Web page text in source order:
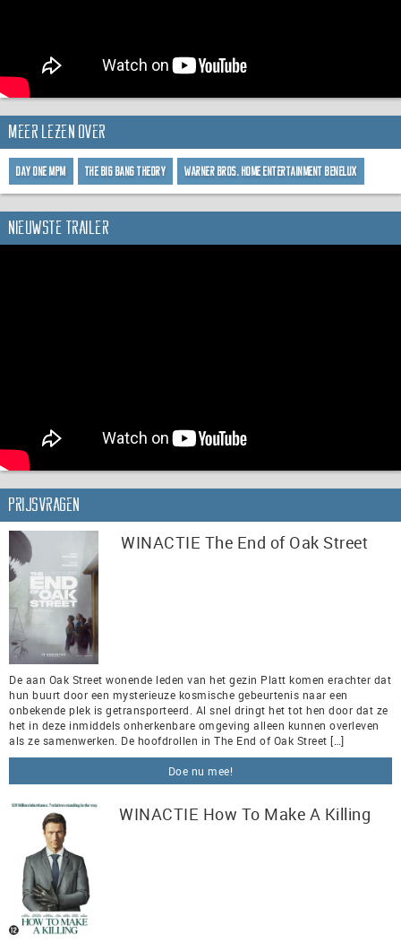
Meer lezen over
Day One MPM The Big Bang Theory Warner Bros. Home Entertainment Benelux
Nieuwste trailer
Prijsvragen
WINACTIE The End of Oak Street
De aan Oak Street wonende leden van het gezin Platt komen erachter dat
hun buurt door een mysterieuze kosmische gebeurtenis naar een
onbekende plek is getransporteerd. Al snel dringt het tot hen door dat ze
het in deze inmiddels onherkenbare omgeving alleen kunnen overleven
als ze samenwerken. De hoofdrollen in The End of Oak Street […]
Doe nu mee!
WINACTIE How To Make A Killing